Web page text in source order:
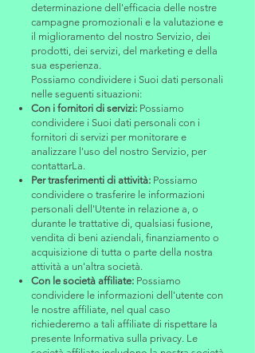
determinazione dell'efficacia delle nostre
campagne promozionali e la valutazione e
il miglioramento del nostro Servizio, dei
prodotti, dei servizi, del marketing e della
sua esperienza.
Possiamo condividere i Suoi dati personali
nelle seguenti situazioni:
Con i fornitori di servizi: Possiamo
condividere i Suoi dati personali con i
fornitori di servizi per monitorare e
analizzare l'uso del nostro Servizio, per
contattarLa.
Per trasferimenti di attività: Possiamo
condividere o trasferire le informazioni
personali dell'Utente in relazione a, o
durante le trattative di, qualsiasi fusione,
vendita di beni aziendali, finanziamento o
acquisizione di tutta o parte della nostra
attività a un'altra società.
Con le società affiliate: Possiamo
condividere le informazioni dell'utente con
le nostre affiliate, nel qual caso
richiederemo a tali affiliate di rispettare la
presente Informativa sulla privacy. Le